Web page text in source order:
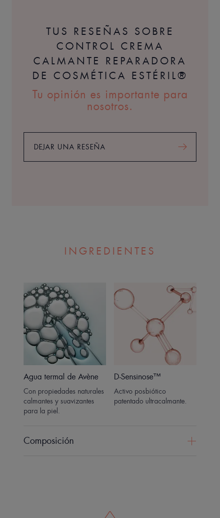
TUS RESEÑAS SOBRE
CONTROL CREMA
CALMANTE REPARADORA
DE COSMÉTICA ESTÉRIL®
Tu opinión es importante para
nosotros.
DEJAR UNA RESEÑA
INGREDIENTES
Composición
Agua termal de Avène
Con propiedades naturales
calmantes y suavizantes
para la piel.
D-Sensinose™
Activo posbiótico
patentado ultracalmante.